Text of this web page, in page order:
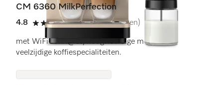
CM 6360 MilkPerfection
4.8
4.8 sterren op 5
(18 beoordelingen)
met WiFiConn@ct, hoogwaardige melkkan en
veelzijdige koffiespecialiteiten.